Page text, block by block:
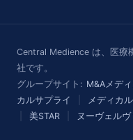
Central Medience は、医療
社です。
グループサイト: M&Aメデ
カルサプライ
メディカ
美STAR ヌーヴェル